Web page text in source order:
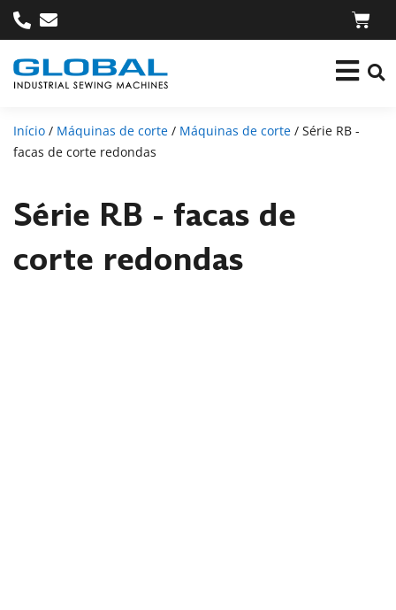
Início / Máquinas de corte / Máquinas de corte / Série RB -
facas de corte redondas
Série RB - facas de
corte redondas